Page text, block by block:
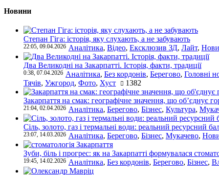
Новини
Степан Гіга: історія, яку слухають, а не забувають
22:05, 09.04.2026 Аналітика, Відео, Ексклюзив ЗД, Лайт,
Два Великодні на Закарпатті. Історія, факти, традиції
0:38, 07.04.2026 Аналітика, Без кордонів, Берегово, Головні
Тячів, Ужгород, Фото, Хуст 1382
Закарпаття на смак: географічне значення, що об’єднує
21:04, 02.04.2026 Аналітика, Берегово, Бізнес, Культура,
Сіль, золото, газ і термальні води: реальний ресурсний
23:07, 14.03.2026 Аналітика, Берегово, Бізнес, Мукачево,
Зуби, біль і прогрес: як на Закарпатті формувалася
19:45, 14.02.2026 Аналітика, Без кордонів, Берегово, Бізнес,